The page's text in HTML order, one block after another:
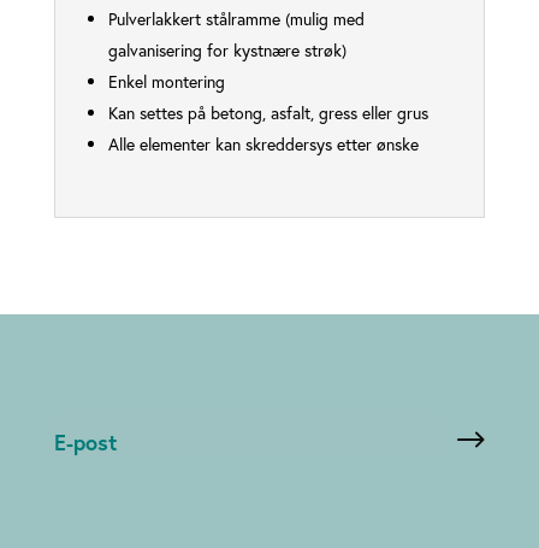
Pulverlakkert stålramme (mulig med
galvanisering for kystnære strøk)
Enkel montering
Kan settes på betong, asfalt, gress eller grus
Alle elementer kan skreddersys etter ønske